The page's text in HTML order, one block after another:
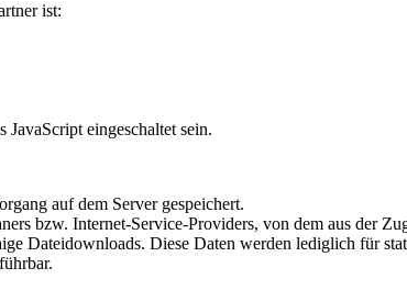
ist:
eingeschaltet sein.
auf dem Server gespeichert.
bzw. Internet-Service-Providers, von dem aus
Dateidownloads. Diese Daten werden lediglich für